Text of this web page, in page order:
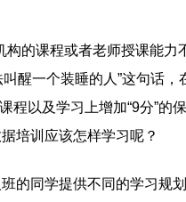
的课程或者老师授课能力
醒一个装睡的人”这句话，
以及学习上增加“9分”的
培训应该怎样学习呢？
的同学提供不同的学习规